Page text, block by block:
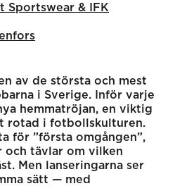
Sportswear & IFK
av de största och mest
i Sverige. Inför varje
hemmatröjan, en viktig
rotad i fotbollskulturen.
för ”första omgången”,
och tävlar om vilken
Men lanseringarna ser
sätt — med